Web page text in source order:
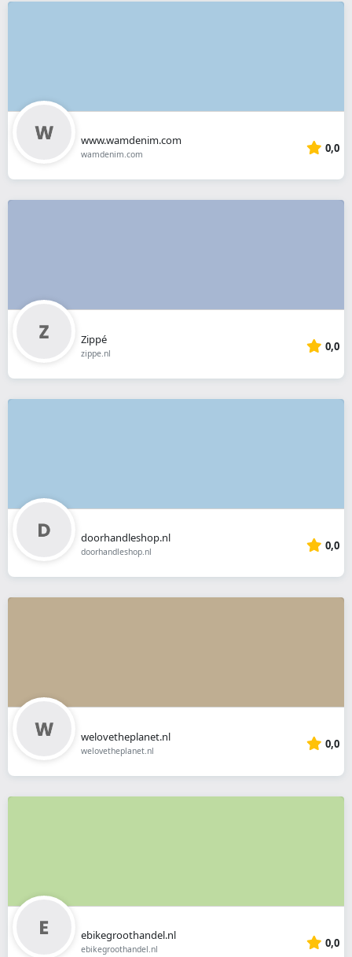
www.wamdenim.com
wamdenim.com 0,0
Zippé
zippe.nl 0,0
doorhandleshop.nl
doorhandleshop.nl 0,0
welovetheplanet.nl
welovetheplanet.nl 0,0
ebikegroothandel.nl
ebikegroothandel.nl 0,0